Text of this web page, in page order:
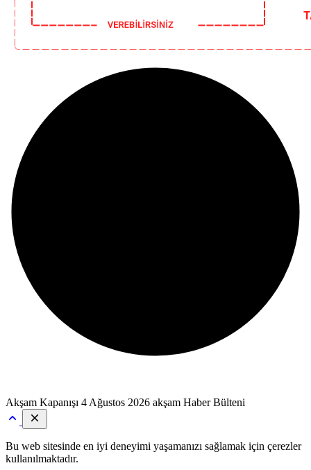
Akşam Kapanışı 4 Ağustos 2026 akşam Haber Bülteni
Bu web sitesinde en iyi deneyimi yaşamanızı sağlamak için çerezler
kullanılmaktadır.